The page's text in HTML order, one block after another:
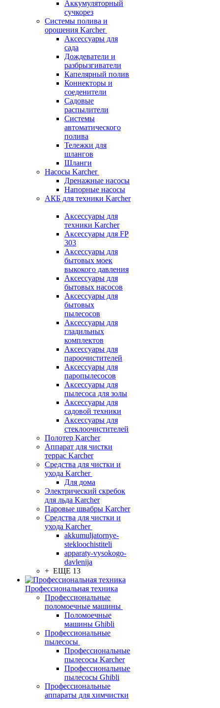
Аккумуляторный
сучкорез
Системы полива и
орошения Karcher
Аксессуары для
сада
Дождеватели и
разбрызгиватели
Капелярный полив
Коннекторы и
соеденители
Садовые
распылители
Системы
автоматического
полива
Тележки для
шлангов
Шланги
Насосы Karcher
Дренажные насосы
Напорные насосы
АКБ для техники Karcher
Аксессуары для
техники Karcher
Аксессуары для FP
303
Аксессуары для
бытовых моек
выкокого давления
Аксессуары для
бытовых насосов
Аксессуары для
бытовых
пылесосов
Аксессуары для
гладильных
комплектов
Аксессуары для
пароочистителей
Аксессуары для
паропылесосов
Аксессуары для
пылесоса для золы
Аксессуары для
садовой техники
Аксессуары для
стеклоочистителей
Полотер Karcher
Аппарат для чистки
террас Karcher
Средства для чистки и
ухода Karcher
Для дома
Электрический скребок
для льда Karcher
Паровые швабры Karcher
Средства для чистки и
ухода Karcher
akkumuljatornye-
stekloochistiteli
apparaty-vysokogo-
davlenija
+ ЕЩЕ 13
Профессиональная техника
Профессиональные
поломоечные машины
Поломоечные
машины Ghibli
Профессиональные
пылесосы
Профессиональные
пылесосы Karcher
Профессиональные
пылесосы Ghibli
Профессиональные
аппараты для химчистки